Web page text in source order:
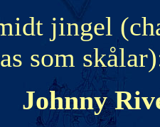
jingel
som
Johnny